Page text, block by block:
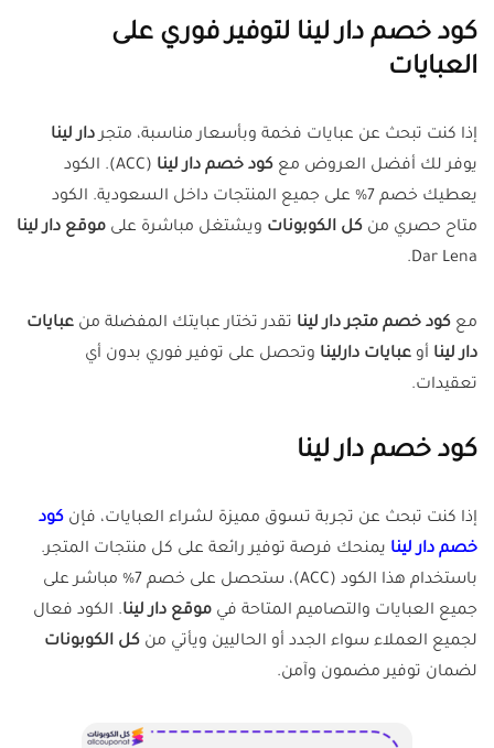
كود خصم دار لينا لتوفير فوري على
العبايات
إذا كنت تبحث عن عبايات فخمة وبأسعار مناسبة، متجردار لينا
يوفر لك أفضل العروض مع كود خصم دار لينا
(ACC). الكود
يعطيك خصم 7% على جميع المنتجات داخل السعودية. الكود
متاح حصري من كل الكوبونات ويشتغل مباشرة على موقع دار لينا
Dar Lena.
مع كود خصم متجر دار لينا تقدر تختار عبايتك المفضلة من عبايات
دار لينا أو عبايات دارلينا وتحصل على توفير فوري بدون أي
تعقيدات.
كود خصم دار لينا
إذا كنت تبحث عن تجربة تسوق مميزة لشراء العبايات، فإن كود
خصم دار لينا يمنحك فرصة توفير رائعة على كل منتجات المتجر.
باستخدام هذا الكود (ACC)، ستحصل على خصم 7% مباشر على
جميع العبايات والتصاميم المتاحة في موقع دار لينا. الكود فعال
لجميع العملاء سواء الجدد أو الحاليين ويأتي من كل الكوبونات
لضمان توفير مضمون وآمن.